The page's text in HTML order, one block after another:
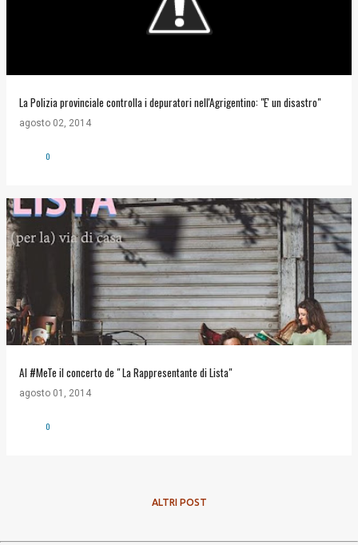
La Polizia provinciale controlla i depuratori nell'Agrigentino: "E' un disastro"
agosto 02, 2014
0
Al #MeTe il concerto de " La Rappresentante di Lista"
agosto 01, 2014
0
ALTRI POST